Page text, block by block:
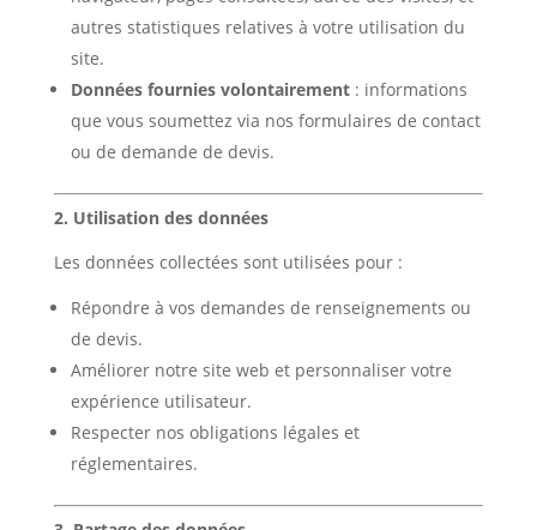
autres statistiques relatives à votre utilisation du
site.
Données fournies volontairement: informations
que vous soumettez via nos formulaires de contact
ou de demande de devis.
2. Utilisation des données
Les données collectées sont utilisées pour :
Répondre à vos demandes de renseignements ou
de devis.
Améliorer notre site web et personnaliser votre
expérience utilisateur.
Respecter nos obligations légales et
réglementaires.